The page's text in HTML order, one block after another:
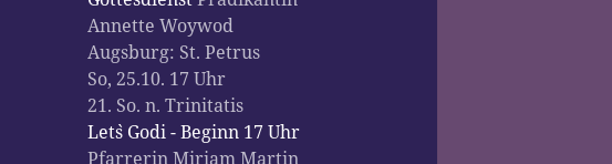
Annette Woywod
Augsburg: St. Petrus
So, 25.10. 17 Uhr
21. So. n. Trinitatis
Let`s Godi - Beginn 17 Uhr
Pfarrerin Miriam Martin